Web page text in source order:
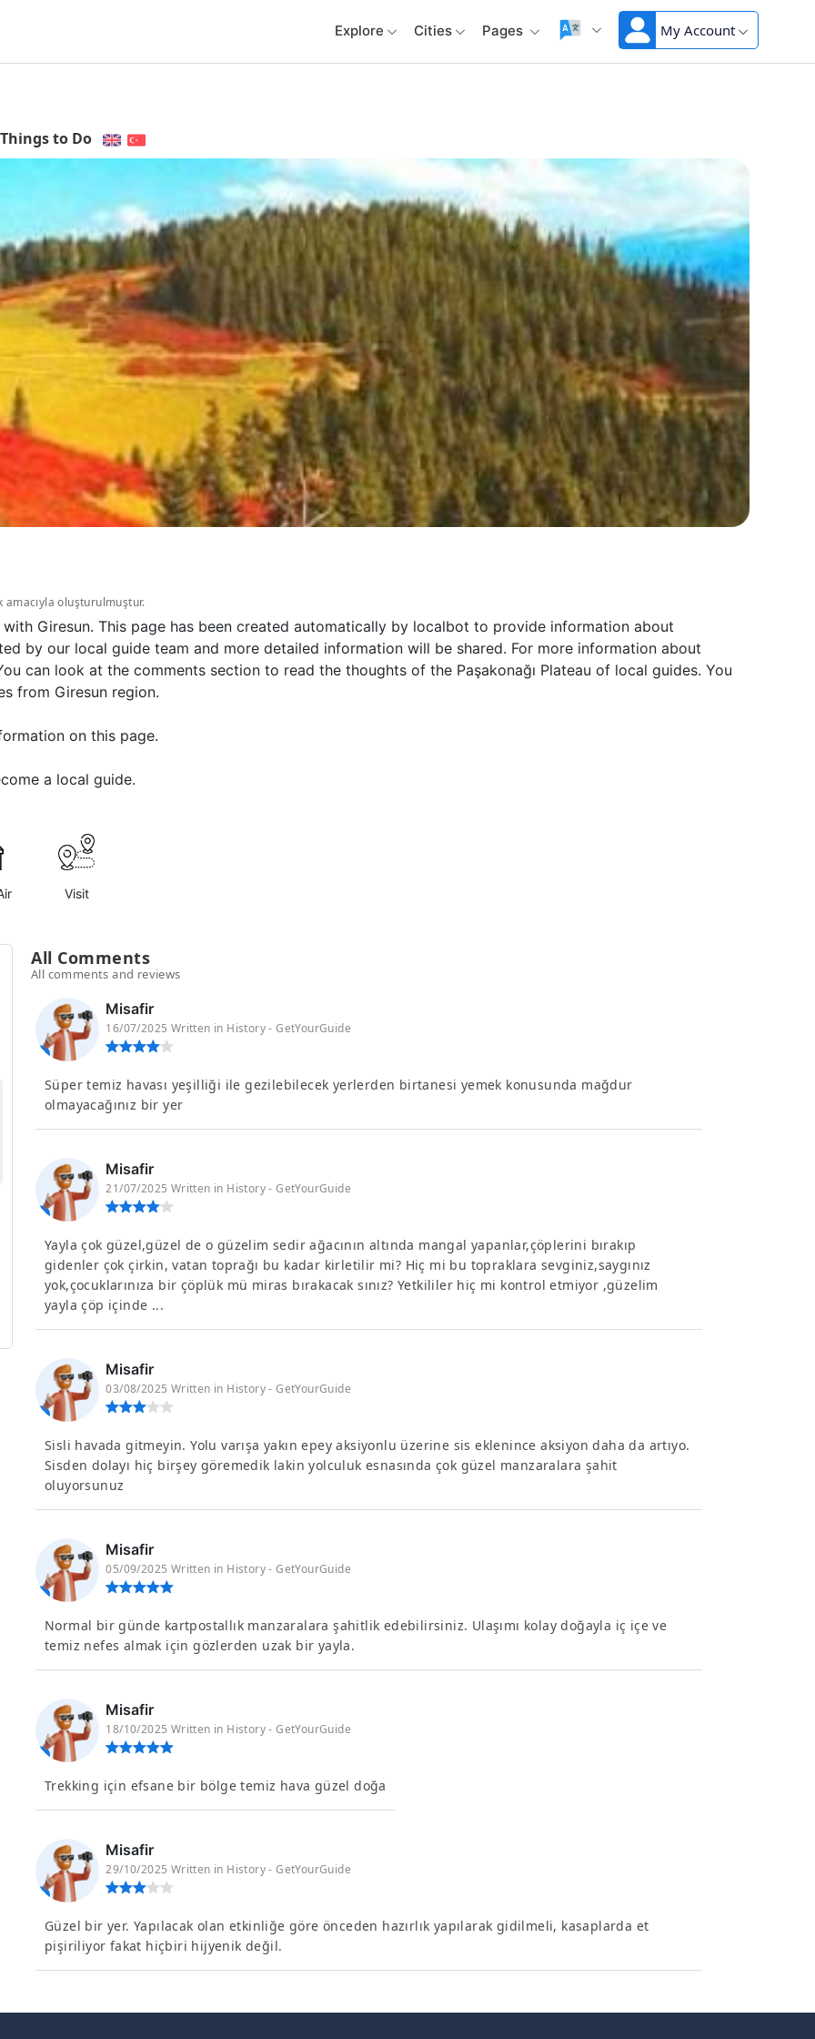
Explore Cities Pages My Account
Things to Do
oluşturulmuştur.
Giresun. This page has been created automatically by localbot to provide information about
by our local guide team and more detailed information will be shared. For more information about
can look at the comments section to read the thoughts of the Paşakonağı Plateau of local guides. You
from Giresun region.
on this page.
a local guide.
Visit
All Comments
All comments and reviews
Misafir
16/07/2025 Written in History - GetYourGuide
Süper temiz havası yeşilliği ile gezilebilecek yerlerden birtanesi yemek konusunda mağdur
olmayacağınız bir yer
Misafir
21/07/2025 Written in History - GetYourGuide
Yayla çok güzel,güzel de o güzelim sedir ağacının altında mangal yapanlar,çöplerini bırakıp
gidenler çok çirkin, vatan toprağı bu kadar kirletilir mi? Hiç mi bu topraklara sevginiz,saygınız
yok,çocuklarınıza bir çöplük mü miras bırakacak sınız? Yetkililer hiç mi kontrol etmiyor ,güzelim
yayla çöp içinde ...
Misafir
03/08/2025 Written in History - GetYourGuide
Sisli havada gitmeyin. Yolu varışa yakın epey aksiyonlu üzerine sis eklenince aksiyon daha da artıyo.
Sisden dolayı hiç birşey göremedik lakin yolculuk esnasında çok güzel manzaralara şahit
oluyorsunuz
Misafir
05/09/2025 Written in History - GetYourGuide
Normal bir günde kartpostallık manzaralara şahitlik edebilirsiniz. Ulaşımı kolay doğayla iç içe ve
temiz nefes almak için gözlerden uzak bir yayla.
Misafir
18/10/2025 Written in History - GetYourGuide
Trekking için efsane bir bölge temiz hava güzel doğa
Misafir
29/10/2025 Written in History - GetYourGuide
Güzel bir yer. Yapılacak olan etkinliğe göre önceden hazırlık yapılarak gidilmeli, kasaplarda et
pişiriliyor fakat hiçbiri hijyenik değil.